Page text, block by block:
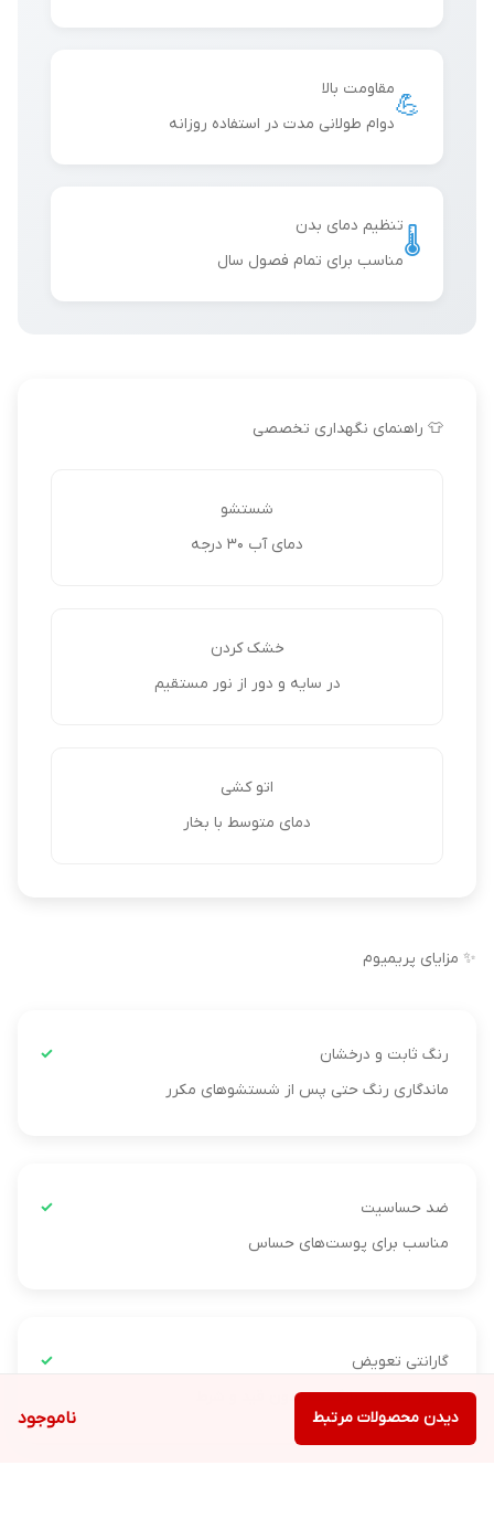
ناموجود دیدن محصولات مرتبط
💪
مقاومت بالا
دوام طولانی مدت در استفاده روزانه
🌡️
تنظیم دمای بدن
مناسب برای تمام فصول سال
👕 راهنمای نگهداری تخصصی
شستشو
دمای آب 30 درجه
خشک کردن
در سایه و دور از نور مستقیم
اتو کشی
دمای متوسط با بخار
✨ مزایای پریمیوم
رنگ ثابت و درخشان
ماندگاری رنگ حتی پس از شستشوهای مکرر
ضد حساسیت
مناسب برای پوست‌های حساس
گارانتی تعویض
7 روز ضمانت بازگشت بدون قید و شرط